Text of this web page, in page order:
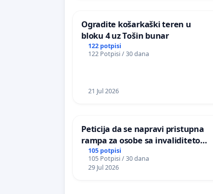
Ogradite košarkaški teren u
bloku 4 uz Tošin bunar
122 potpisi
122 Potpisi / 30 dana
21 Jul 2026
Peticija da se napravi pristupna
rampa za osobe sa invaliditetom
na nadvoznjaku u ulici Filip Kljajic
u Kragujevcu
105 potpisi
105 Potpisi / 30 dana
29 Jul 2026